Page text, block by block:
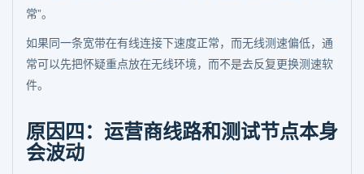
常”。
如果同一条宽带在有线连接下速度正常，而无线测速偏低，通
常可以先把怀疑重点放在无线环境，而不是去反复更换测速软
件。
原因四：运营商线路和测试节点本身
会波动